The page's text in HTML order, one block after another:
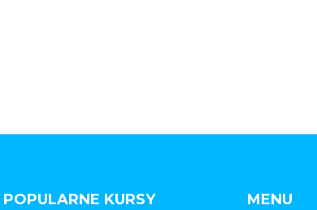
POPULARNE KURSY MENU